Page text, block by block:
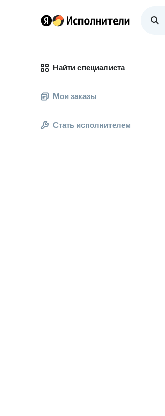
Найти специалиста
Мои заказы
Стать исполнителем